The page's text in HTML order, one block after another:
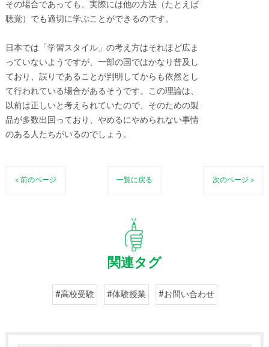
その場合であっても、実際には他の方法（たとえば
聴覚）でも適切に学ぶことができるのです。
日本では「学習スタイル」の考え方はそれほど広ま
っていないようですが、一部の国ではかなり普及し
ており、誤りであることが判明してからも依然とし
て行われている場合があるそうです。この理論は、
以前は正しいと考えられていたので、そのための製
品が多数出回っており、やめるにやめられない事情
のある人たちがいるのでしょう。
< 前のページ 一覧に戻る 次のページ >
関連タグ
#高校受験 #体験授業 #お問い合わせ